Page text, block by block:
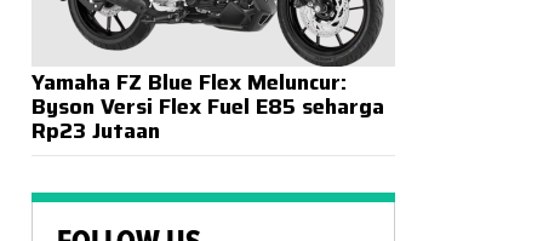
Yamaha FZ Blue Flex Meluncur:
Byson Versi Flex Fuel E85 seharga
Rp23 Jutaan